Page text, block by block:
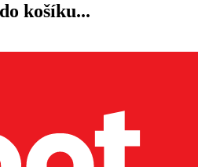
košíku...